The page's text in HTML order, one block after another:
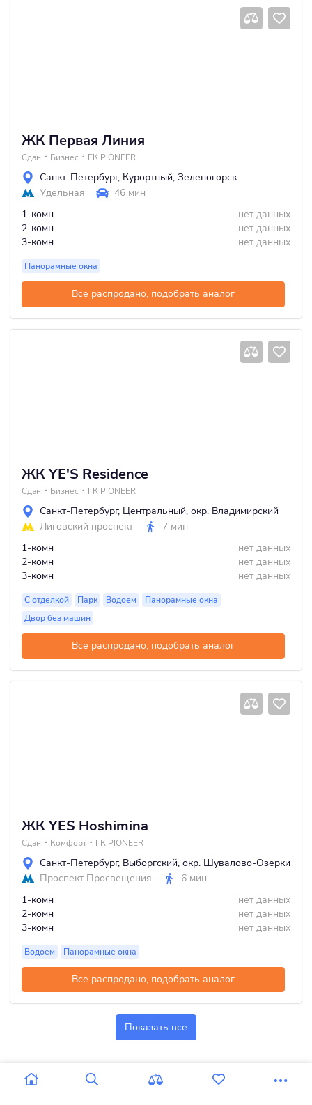
ЖК Первая Линия
Сдан Бизнес ГК PIONEER
Санкт-Петербург, Курортный, Зеленогорск
Удельная
46 мин
1-комн
нет данных
2-комн
нет данных
3-комн
нет данных
Панорамные окна
Все распродано, подобрать аналог
ЖК YE'S Residence
Сдан Бизнес ГК PIONEER
Санкт-Петербург, Центральный, окр. Владимирский
Лиговский проспект
7 мин
1-комн
нет данных
2-комн
нет данных
3-комн
нет данных
С отделкой Парк Водоем
Панорамные окна
Двор без машин
Все распродано, подобрать аналог
ЖК YES Hoshimina
Сдан Комфорт ГК PIONEER
Санкт-Петербург, Выборгский, окр. Шувалово-Озерки
Проспект Просвещения
6 мин
1-комн
нет данных
2-комн
нет данных
3-комн
нет данных
Водоем Панорамные окна
Все распродано, подобрать аналог
Показать все